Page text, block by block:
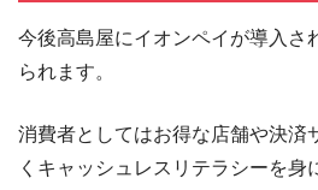
au PAYカード au PAYカードの入会キ
三井住友カード
VIASOカード VIASOカードの入会キ
dカード GOLD dカード GOLDの入会
今後高島屋にイオンペイが導入さ
られます。
消費者としてはお得な店舗や決済
くキャッシュレスリテラシーを身